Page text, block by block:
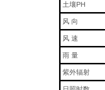
土壤PH
风 向
风 速
雨 量
紫外辐射